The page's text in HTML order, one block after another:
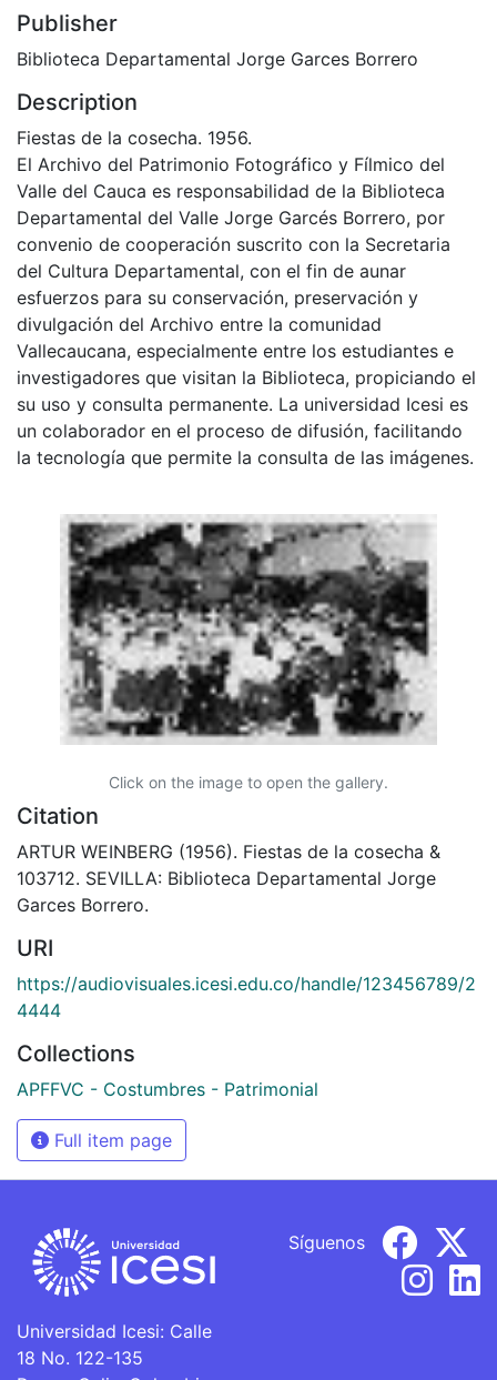
Publisher
Biblioteca Departamental Jorge Garces Borrero
Description
Fiestas de la cosecha. 1956.
El Archivo del Patrimonio Fotográfico y Fílmico del
Valle del Cauca es responsabilidad de la Biblioteca
Departamental del Valle Jorge Garcés Borrero, por
convenio de cooperación suscrito con la Secretaria
del Cultura Departamental, con el fin de aunar
esfuerzos para su conservación, preservación y
divulgación del Archivo entre la comunidad
Vallecaucana, especialmente entre los estudiantes e
investigadores que visitan la Biblioteca, propiciando el
su uso y consulta permanente. La universidad Icesi es
un colaborador en el proceso de difusión, facilitando
la tecnología que permite la consulta de las imágenes.
Click on the image to open the gallery.
Citation
ARTUR WEINBERG (1956). Fiestas de la cosecha &
103712. SEVILLA: Biblioteca Departamental Jorge
Garces Borrero.
URI
https://audiovisuales.icesi.edu.co/handle/123456789/2
4444
Collections
APFFVC - Costumbres - Patrimonial
Full item page
Universidad Icesi: Calle
18 No. 122-135
Síguenos